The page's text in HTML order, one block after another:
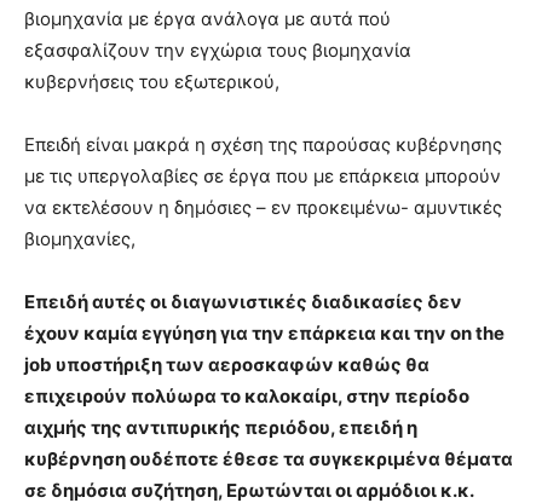
βιομηχανία με έργα ανάλογα με αυτά πού
εξασφαλίζουν την εγχώρια τους βιομηχανία
κυβερνήσεις του εξωτερικού,
Επειδή είναι μακρά η σχέση της παρούσας κυβέρνησης
με τις υπεργολαβίες σε έργα που με επάρκεια μπορούν
να εκτελέσουν η δημόσιες – εν προκειμένω- αμυντικές
βιομηχανίες,
Επειδή αυτές οι διαγωνιστικές διαδικασίες δεν
έχουν καμία εγγύηση για την επάρκεια και την on the
job υποστήριξη των αεροσκαφών καθώς θα
επιχειρούν πολύωρα το καλοκαίρι, στην περίοδο
αιχμής της αντιπυρικής περιόδου, επειδή η
κυβέρνηση ουδέποτε έθεσε τα συγκεκριμένα θέματα
σε δημόσια συζήτηση, Ερωτώνται οι αρμόδιοι κ.κ.